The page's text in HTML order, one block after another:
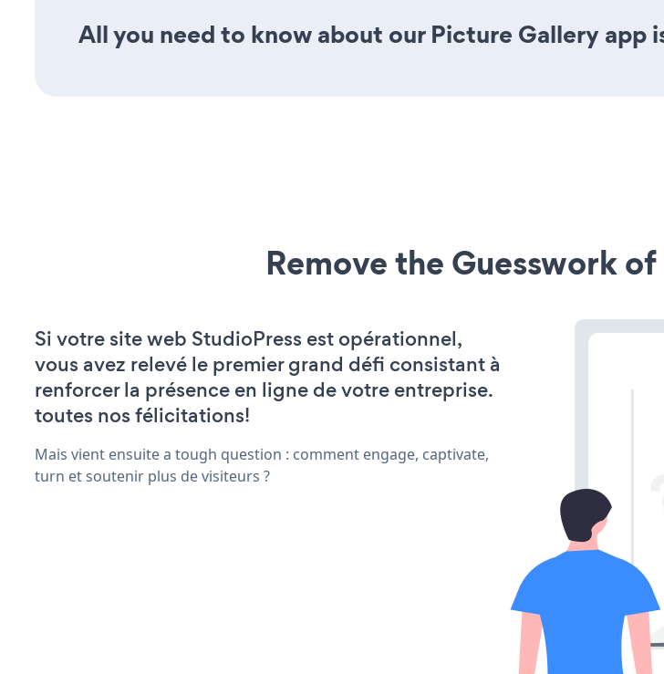
All you need to know about our Picture Gallery app
Remove the Guesswork
Si votre site web StudioPress est opérationnel,
vous avez relevé le premier grand défi consistant à
renforcer la présence en ligne de votre entreprise.
toutes nos félicitations!
Mais vient ensuite a tough question : comment engage, captivate,
turn et soutenir plus de visiteurs ?